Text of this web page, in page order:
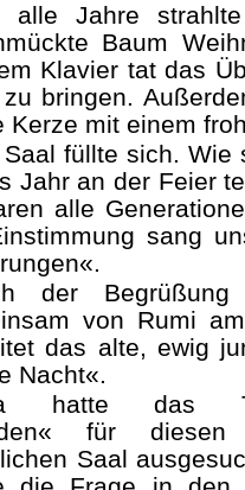
alle Jahre
Baum
Klavier tat das
bringen.
Kerze mit einem
Saal füllte sich. Wie
Jahr an der Feier
alle
sang
der
von Rumi
das alte, ewig
Nacht«.
hatte das
für
Saal